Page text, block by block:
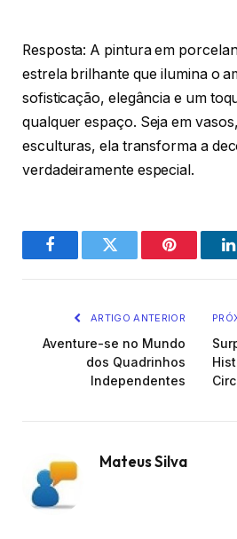
Resposta: A pintura em
estrela brilhante que ilumina o
sofisticação, elegância e um
qualquer espaço. Seja em
esculturas, ela transforma a
verdadeiramente especial.
FacebookTwitter Pinterest
ARTIGO ANTERIOR
Aventure-se no Mundo
dos Quadrinhos
Independentes
Mateus Silva